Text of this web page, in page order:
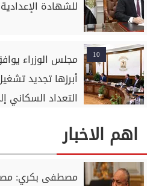
للشهادة
10
أبرزها تجديد
التعداد السكاني إلى
اهم الاخبار
مصطفى بكري: